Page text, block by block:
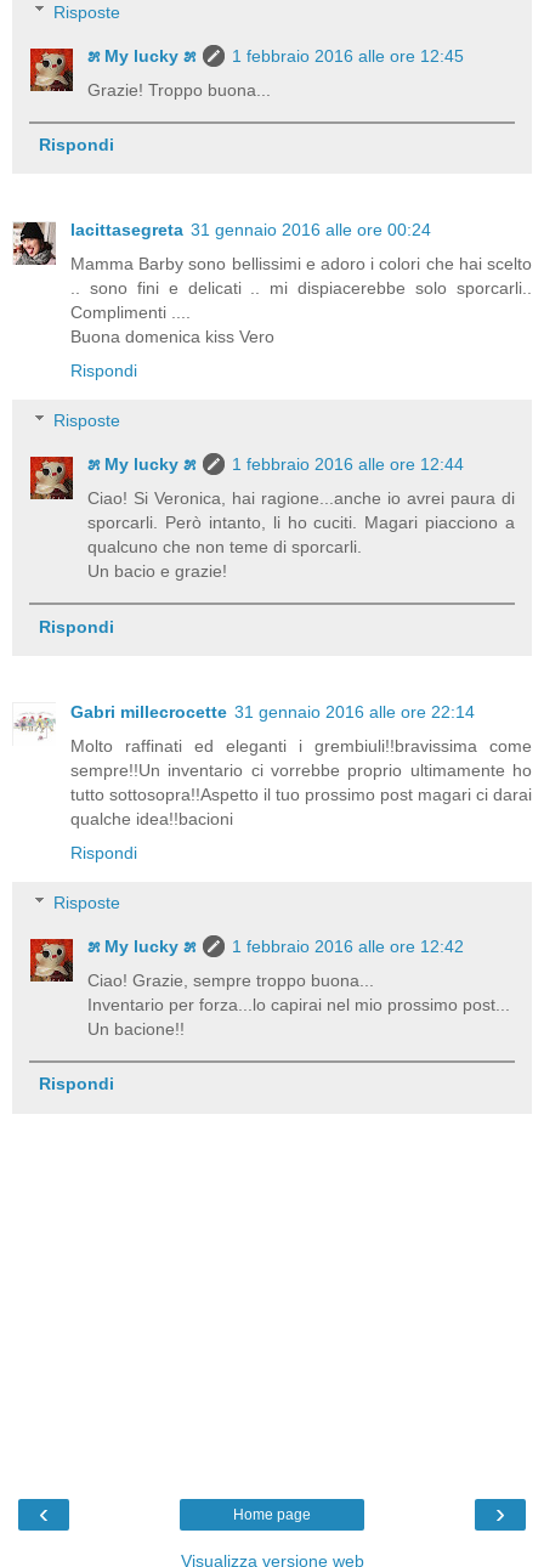
Risposte
೫ My lucky ೫
1 febbraio 2016 alle ore 12:45
Grazie! Troppo buona...
Rispondi
lacittasegreta 31 gennaio 2016 alle ore 00:24
Mamma Barby sono bellissimi e adoro i colori che hai scelto
.. sono fini e delicati .. mi dispiacerebbe solo sporcarli..
Complimenti ....
Buona domenica kiss Vero
Rispondi
Risposte
೫ My lucky ೫
1 febbraio 2016 alle ore 12:44
Ciao! Si Veronica, hai ragione...anche io avrei paura di
sporcarli. Però intanto, li ho cuciti. Magari piacciono a
qualcuno che non teme di sporcarli.
Un bacio e grazie!
Rispondi
Gabri millecrocette 31 gennaio 2016 alle ore 22:14
Molto raffinati ed eleganti i grembiuli!!bravissima come
sempre!!Un inventario ci vorrebbe proprio ultimamente ho
tutto sottosopra!!Aspetto il tuo prossimo post magari ci darai
qualche idea!!bacioni
Rispondi
Risposte
೫ My lucky ೫
1 febbraio 2016 alle ore 12:42
Ciao! Grazie, sempre troppo buona...
Inventario per forza...lo capirai nel mio prossimo post...
Un bacione!!
Rispondi
‹ ›
Home page
Visualizza versione web